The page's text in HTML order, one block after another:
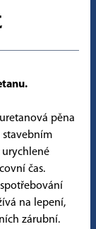
pěna
stavebním
urychlené
čas.
na lepení,
zárubní.